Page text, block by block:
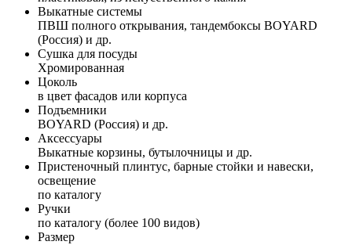
Выкатные системы
ПВШ полного открывания, тандембоксы BOYARD
(Россия) и др.
Сушка для посуды
Хромированная
Цоколь
в цвет фасадов или корпуса
Подъемники
BOYARD (Россия) и др.
Аксессуары
Выкатные корзины, бутылочницы и др.
Пристеночный плинтус, барные стойки и навески,
освещение
по каталогу
Ручки
по каталогу (более 100 видов)
Размер